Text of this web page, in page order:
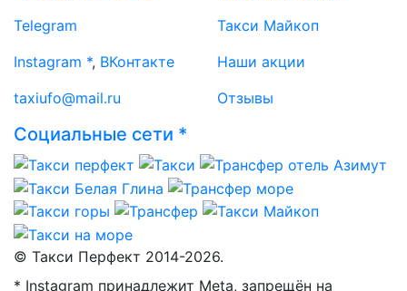
Telegram
Instagram *, ВКонтакте
taxiufo@mail.ru
Такси Майкоп
Наши акции
Отзывы
Социальные сети *
© Такси Перфект 2014-2026.
* Instagram принадлежит Meta, запрещён на